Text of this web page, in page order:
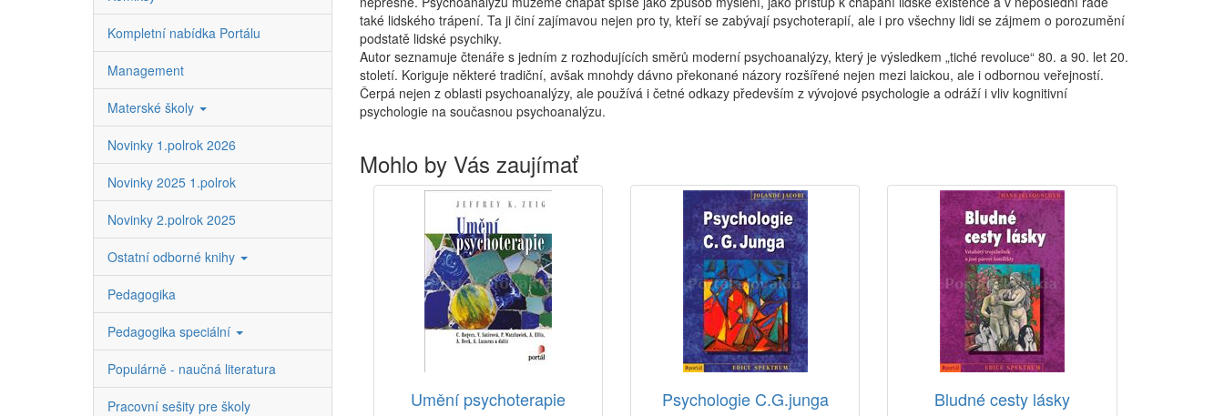
Kompletní nabídka Portálu
Management
Materské školy
Novinky 1.polrok 2026
Novinky 2025 1.polrok
Novinky 2.polrok 2025
Ostatní odborné knihy
Pedagogika
Pedagogika speciální
Populárně - naučná literatura
Pracovní sešity pre školy
také lidského trápení. Ta ji činí zajímavou nejen pro ty, kteří se zabývají psychoterapií, ale i pro všechny lidi se zájmem o porozumění
podstatě lidské psychiky.
Autor seznamuje čtenáře s jedním z rozhodujících směrů moderní psychoanalýzy, který je výsledkem „tiché revoluce“ 80. a 90. let 20.
století. Koriguje některé tradiční, avšak mnohdy dávno překonané názory rozšířené nejen mezi laickou, ale i odbornou veřejností.
Čerpá nejen z oblasti psychoanalýzy, ale používá i četné odkazy především z vývojové psychologie a odráží i vliv kognitivní
psychologie na současnou psychoanalýzu.
Mohlo by Vás zaujímať
Umění psychoterapie Psychologie C.G.junga Bludné cesty lásky